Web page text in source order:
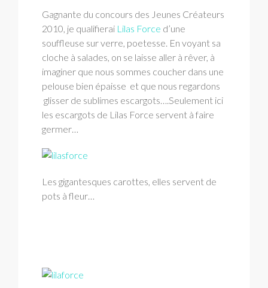
Gagnante du concours des Jeunes Créateurs
2010, je qualifierai Lilas Force d’une
souffleuse sur verre, poetesse. En voyant sa
cloche à salades, on se laisse aller à rêver, à
imaginer que nous sommes coucher dans une
pelouse bien épaisse et que nous regardons
glisser de sublimes escargots….Seulement ici
les escargots de Lilas Force servent à faire
germer…
Les gigantesques carottes, elles servent de
pots à fleur…